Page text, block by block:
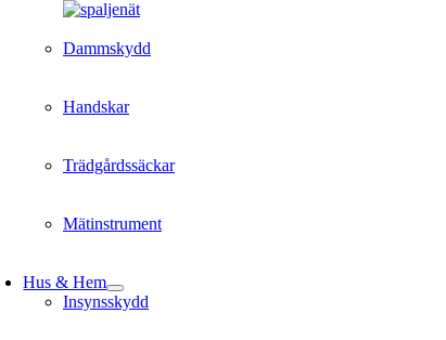
Dammskydd
Handskar
Trädgårdssäckar
Mätinstrument
Hus & Hem
Insynsskydd